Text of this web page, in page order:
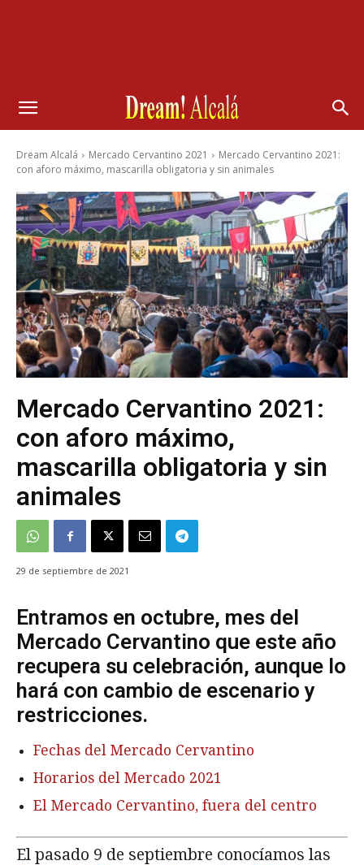
Dream Alcalá Mercado Cervantino 2021
Mercado Cervantino 2021:
con aforo máximo, mascarilla obligatoria y sin animales
Mercado Cervantino 2021:
con aforo máximo,
mascarilla obligatoria y sin
animales
29 de septiembre de 2021
Entramos en octubre, mes del
Mercado Cervantino que este año
recupera su celebración, aunque lo
hará con cambio de escenario y
restricciones.
Fechas del Mercado Cervantino
Horarios del Mercado 2021
El Mercado Cervantino, fuera del centro
El pasado 9 de septiembre conocíamos las